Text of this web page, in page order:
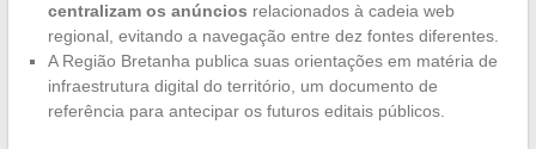
centralizam os anúncios relacionados à cadeia web
regional, evitando a navegação entre dez fontes diferentes.
A Região Bretanha publica suas orientações em matéria de
infraestrutura digital do território, um documento de
referência para antecipar os futuros editais públicos.